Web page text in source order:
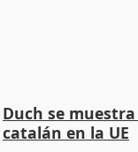
Duch se
catalán en la UE